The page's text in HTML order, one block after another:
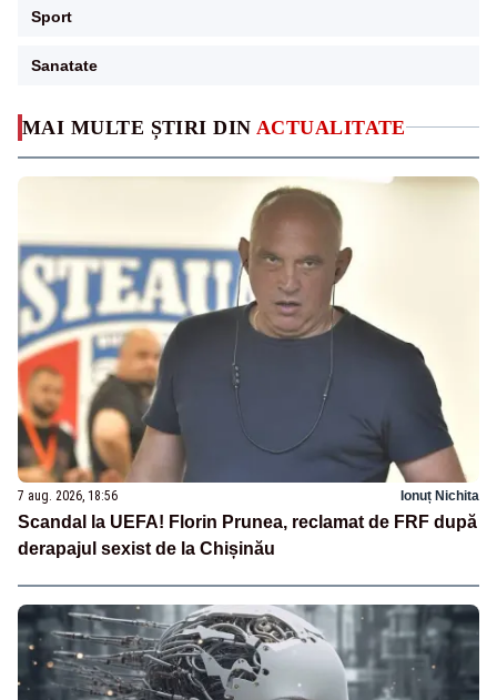
MAI MULTE ȘTIRI DIN ACTUALITATE
7 aug. 2026, 18:56 Ionuț Nichita
Scandal la UEFA! Florin Prunea, reclamat de FRF după
derapajul sexist de la Chișinău
Sport
Sanatate